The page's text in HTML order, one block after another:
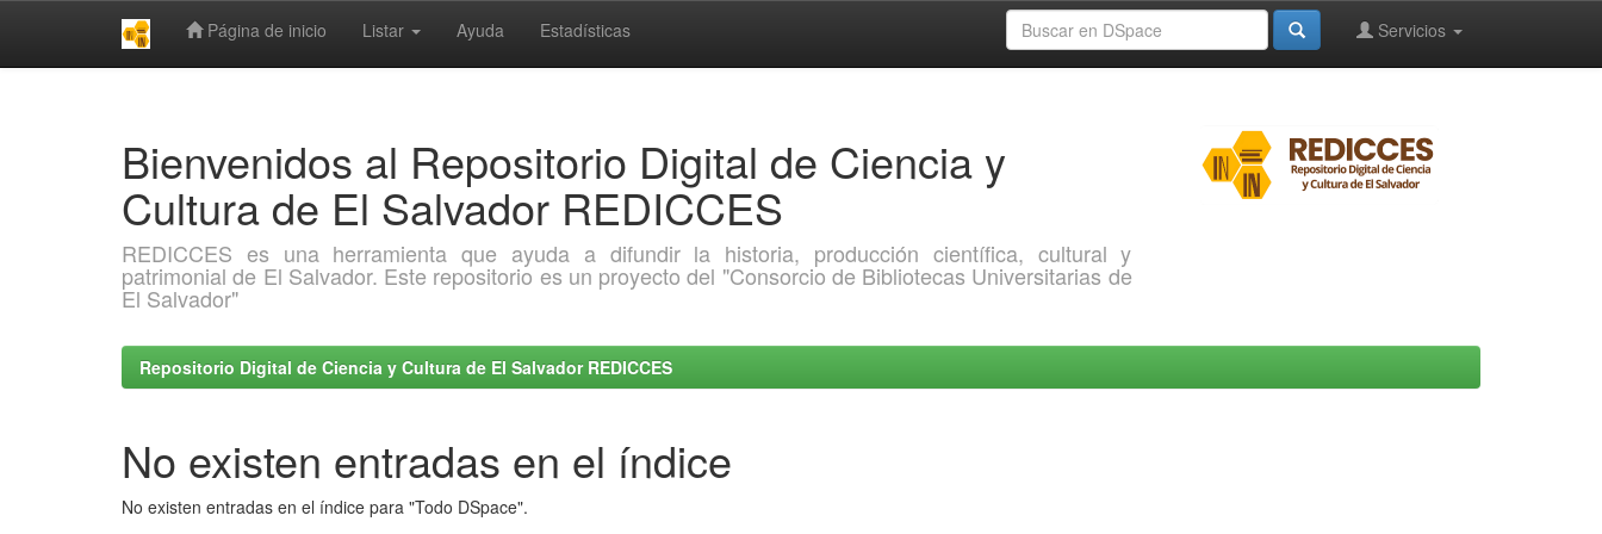
Página de inicio Listar Ayuda Estadísticas Servicios
Bienvenidos al Repositorio Digital de Ciencia y
Cultura de El Salvador REDICCES
REDICCES es una herramienta que ayuda a difundir la historia, producción científica, cultural y
patrimonial de El Salvador. Este repositorio es un proyecto del "Consorcio de Bibliotecas Universitarias de
El Salvador"
Repositorio Digital de Ciencia y Cultura de El Salvador REDICCES
No existen entradas en el índice
No existen entradas en el índice para "Todo DSpace".